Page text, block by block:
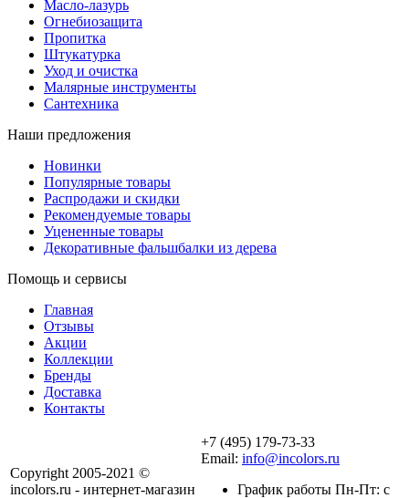
Масло-лазурь
Огнебиозащита
Пропитка
Штукатурка
Уход и очистка
Малярные инструменты
Сантехника
Наши предложения
Новинки
Популярные товары
Распродажи и скидки
Рекомендуемые товары
Уцененные товары
Декоративные фальшбалки из дерева
Помощь и сервисы
Главная
Отзывы
Акции
Коллекции
Бренды
Доставка
Контакты
Copyright 2005-2021 ©
incolors.ru - интернет-магазин
+7 (495) 179-73-33
Email: info@incolors.ru
График работы Пн-Пт: с